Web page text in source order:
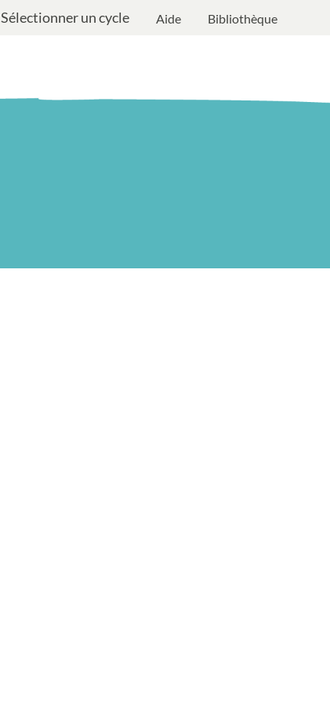
Sélectionner un cycle Aide Bibliothèque